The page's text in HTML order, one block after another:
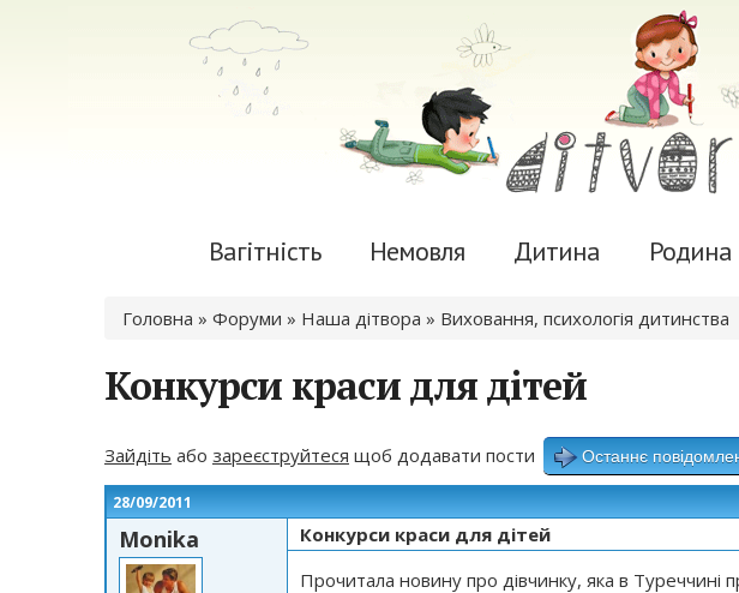
Вагітність Немовля Дитина Родина
Ви є тут
Головна » Форуми » Наша дітвора » Виховання, психологія дитинства
Конкурси краси для дітей
Зайдіть або зареєструйтеся щоб додавати пости Останнє
28/09/2011
Monika
Конкурси краси для дітей
Прочитала новину про дівчинку, яка в Туреччині